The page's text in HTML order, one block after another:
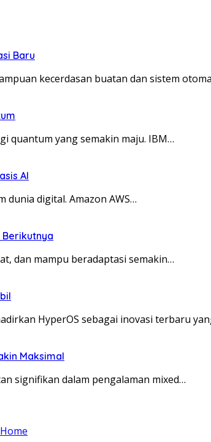
Baru
kecerdasan buatan dan sistem
quantum yang semakin maju. IBM…
AI
dunia digital. Amazon AWS…
Berikutnya
dan mampu beradaptasi semakin…
HyperOS sebagai inovasi terbaru
Maksimal
signifikan dalam pengalaman mixed…